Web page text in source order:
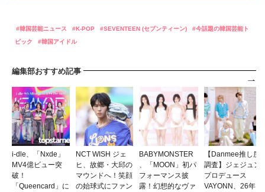
韓国芸能ニュース K-POP SEVENTEEN (セブンティーン)
今話題の韓国芸能ト
ピック
韓国アイドル
編集部おすすめ記事
i-dle、「Nxde」
MV4億ビュー突
破！
「Queencard」に
NCT WISH ジェ
ヒ、故郷・大邱の
マウンドへ！笑顔
の始球式にファン
BABYMONSTER
、「MOON」初パ
フォーマンス披
露！幻想的なヴァ
【Danmee推し度
調査】ジェジュン
プロデュース
VAYONN、26年